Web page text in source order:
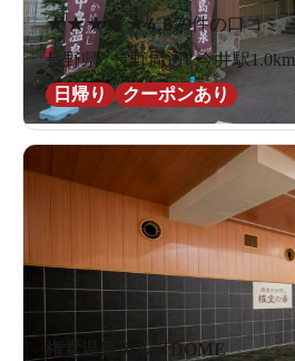
★★★★★4.679件の口コミ
長野県 / 長野周辺 / 今井駅1.0km
日帰り
クーポンあり
権堂温泉テルメDOME